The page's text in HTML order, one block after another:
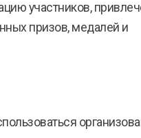
участников,
призов, медалей и